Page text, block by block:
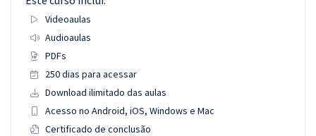
Videoaulas
Audioaulas
PDFs
250 dias para acessar
Download ilimitado das aulas
Acesso no Android, iOS, Windows e Mac
Certificado de conclusão